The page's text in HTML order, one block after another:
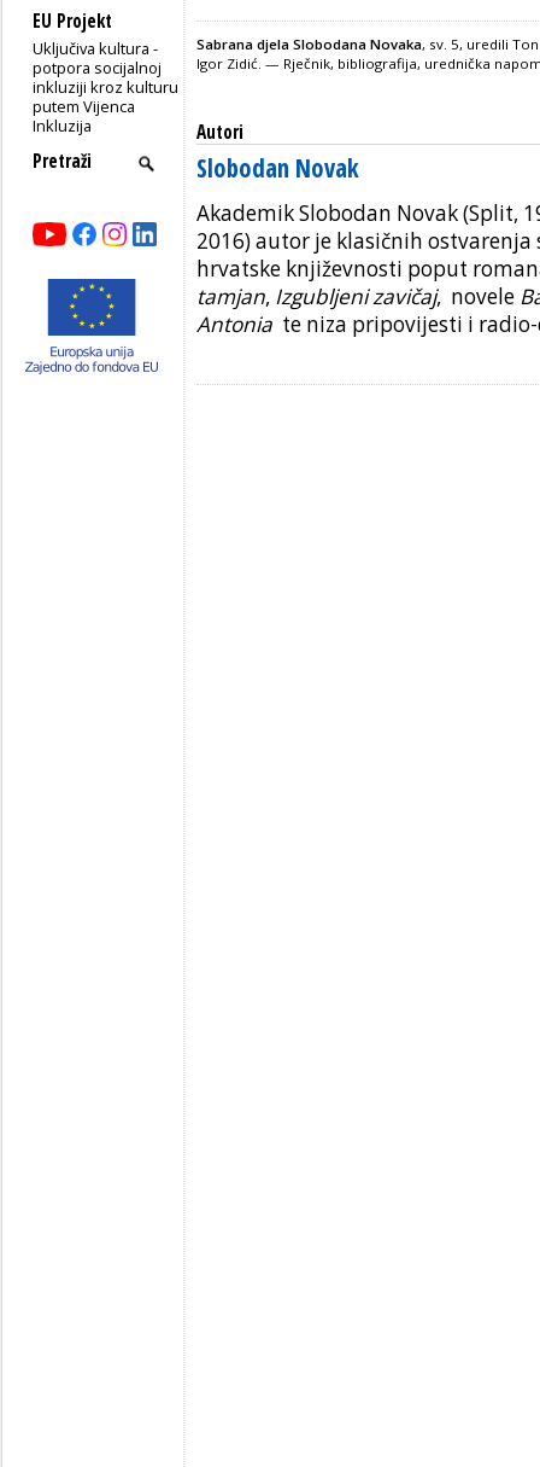
EU Projekt
Uključiva kultura -
potpora socijalnoj
inkluziji kroz kulturu
putem Vijenca
Inkluzija
Sabrana djela Slobodana Novaka, sv. 5, uredili
Igor Zidić. — Rječnik, bibliografija, urednička
Autori
Slobodan Novak
Akademik Slobodan Novak (Split,
2016) autor je klasičnih ostvarenja
hrvatske književnosti poput
tamjan, Izgubljeni zavičaj, novele
Antonia te niza pripovijesti i